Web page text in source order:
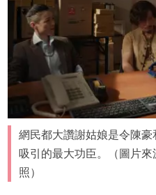
網民都大讚謝姑娘是令陳
吸引的最大功臣。（圖片
照）